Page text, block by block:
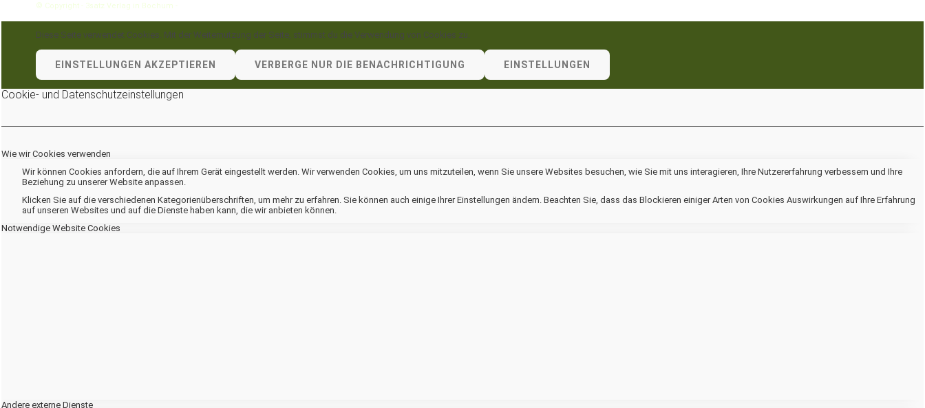
© Copyright - 3satz Verlag in Bochum -
Diese Seite verwendet Cookies. Mit der Weiternutzung der Seite, stimmst du die Verwendung von Cookies zu.
EINSTELLUNGEN AKZEPTIEREN VERBERGE NUR DIE BENACHRICHTIGUNG EINSTELLUNGEN
Cookie- und Datenschutzeinstellungen
Wie wir Cookies verwenden
Wir können Cookies anfordern, die auf Ihrem Gerät eingestellt werden. Wir verwenden Cookies, um uns mitzuteilen, wenn Sie unsere Websites besuchen, wie Sie mit uns interagieren, Ihre Nutzererfahrung verbessern und Ihre
Beziehung zu unserer Website anpassen.
Klicken Sie auf die verschiedenen Kategorienüberschriften, um mehr zu erfahren. Sie können auch einige Ihrer Einstellungen ändern. Beachten Sie, dass das Blockieren einiger Arten von Cookies Auswirkungen auf Ihre Erfahrung
auf unseren Websites und auf die Dienste haben kann, die wir anbieten können.
Notwendige Website Cookies
Andere externe Dienste